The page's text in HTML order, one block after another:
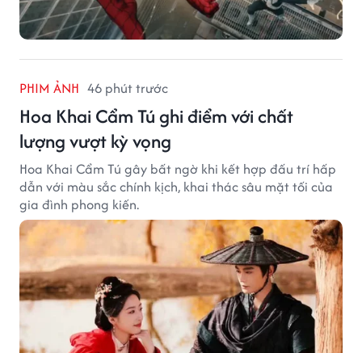
PHIM ẢNH 46 phút trước
Hoa Khai Cẩm Tú ghi điểm với chất
lượng vượt kỳ vọng
Hoa Khai Cẩm Tú gây bất ngờ khi kết hợp đấu trí hấp
dẫn với màu sắc chính kịch, khai thác sâu mặt tối của
gia đình phong kiến.